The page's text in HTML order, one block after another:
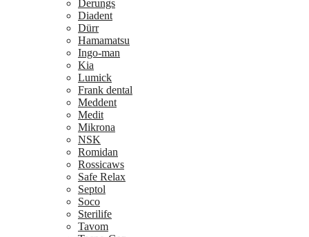
Derungs
Diadent
Dürr
Hamamatsu
Ingo-man
Kia
Lumick
Frank dental
Meddent
Medit
Mikrona
NSK
Romidan
Rossicaws
Safe Relax
Septol
Soco
Sterilife
Tavom